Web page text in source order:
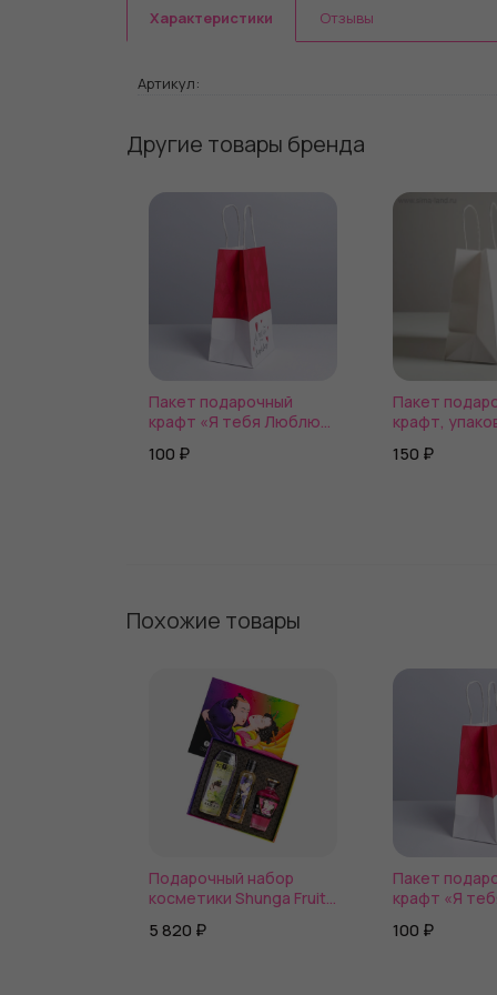
Характеристики Отзывы
Артикул:
Другие товары бренда
Пакет подарочный
крафт «Я тебя Люблю»,
100 ₽
Пакет
крафт,
150 ₽
Похожие товары
Подарочный набор
косметики Shunga Fruity
5 820 ₽
Пакет
крафт «Я
100 ₽